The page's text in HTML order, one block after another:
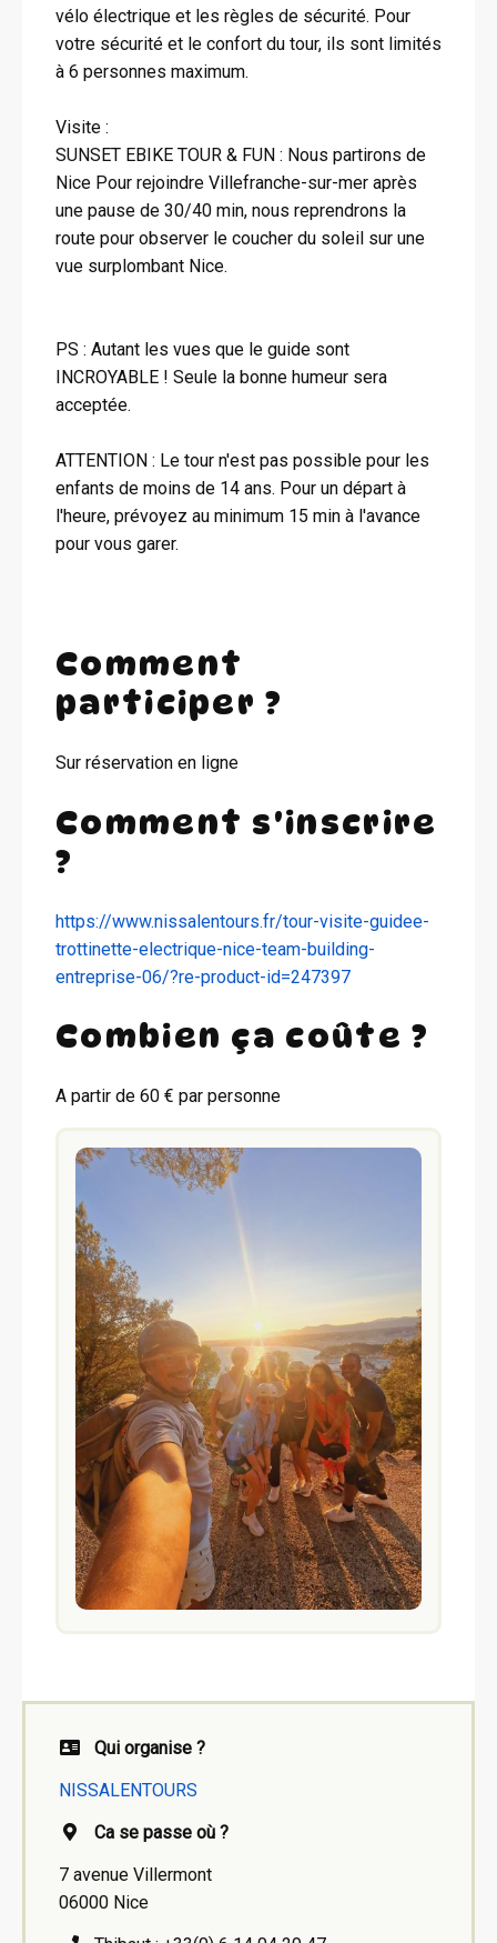
vélo électrique et les règles de sécurité. Pour
votre sécurité et le confort du tour, ils sont limités
à 6 personnes maximum.
Visite :
SUNSET EBIKE TOUR & FUN : Nous partirons de
Nice Pour rejoindre Villefranche-sur-mer après
une pause de 30/40 min, nous reprendrons la
route pour observer le coucher du soleil sur une
vue surplombant Nice.
PS : Autant les vues que le guide sont
INCROYABLE ! Seule la bonne humeur sera
acceptée.
ATTENTION : Le tour n'est pas possible pour les
enfants de moins de 14 ans. Pour un départ à
l'heure, prévoyez au minimum 15 min à l'avance
pour vous garer.
Comment
participer ?
Sur réservation en ligne
Comment s'inscrire
?
https://www.nissalentours.fr/tour-visite-guidee-
trottinette-electrique-nice-team-building-
entreprise-06/?re-product-id=247397
Combien ça coûte ?
A partir de 60 € par personne
Qui organise ?
NISSALENTOURS
Ca se passe où ?
7 avenue Villermont
06000 Nice